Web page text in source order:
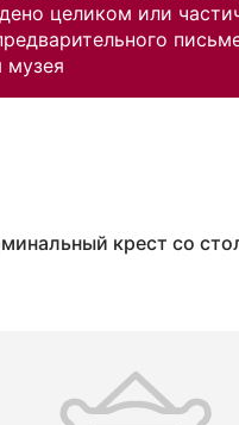
целиком или
музея
крест со